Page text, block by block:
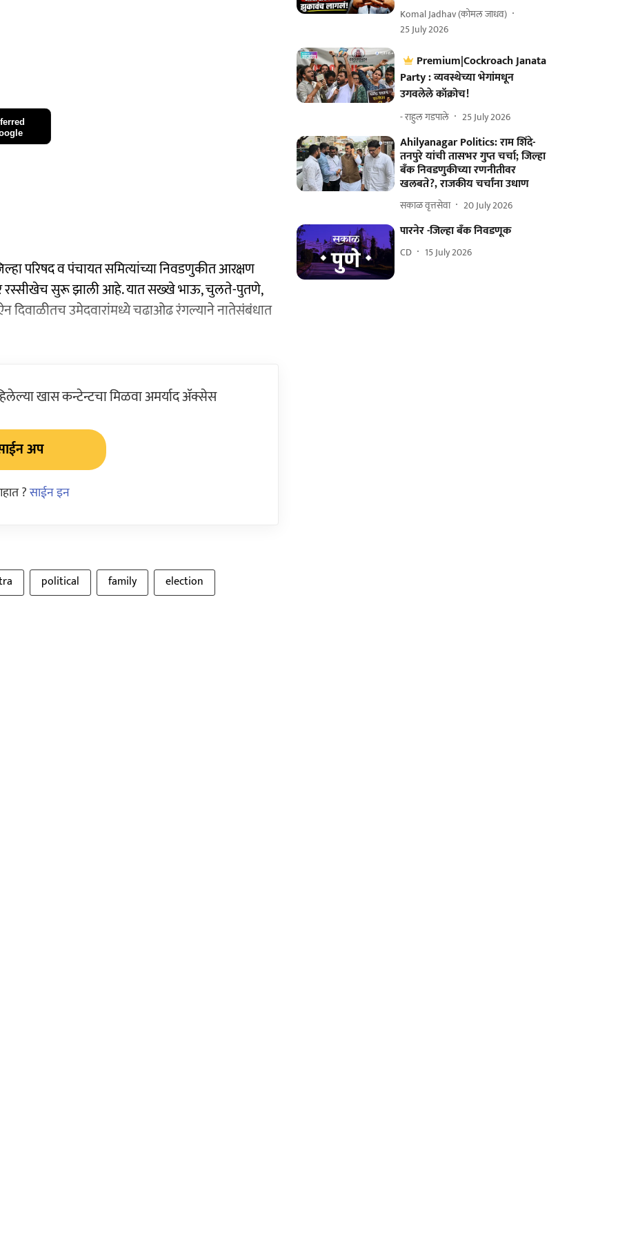
परिषद व पंचायत समित्यांच्या निवडणुकीत आरक्षण
रस्सीखेच सुरू झाली आहे. यात सख्खे भाऊ, चुलते-पुतणे,
दिवाळीतच उमेदवारांमध्ये चढाओढ रंगल्याने नातेसंबंधात
खास कन्टेन्टचा मिळवा अमर्याद ॲक्सेस
अप
?साईन इन
political family
election
Komal Jadhav (कोमल जाधव)
25 July 2026
Premium|Cockroach Janata
Party : व्यवस्थेच्या भेगांमधून
उगवलेले कॉक्रोच!
- राहुल गडपाले 25 July 2026
Ahilyanagar Politics: राम शिंदे-
तनपुरे यांची तासभर गुप्त चर्चा; जिल्हा
बँक निवडणुकीच्या रणनीतीवर
खलबते?, राजकीय चर्चांना उधाण
सकाळ वृत्तसेवा 20 July 2026
पारनेर -जिल्हा बँक निवडणूक
CD 15 July 2026